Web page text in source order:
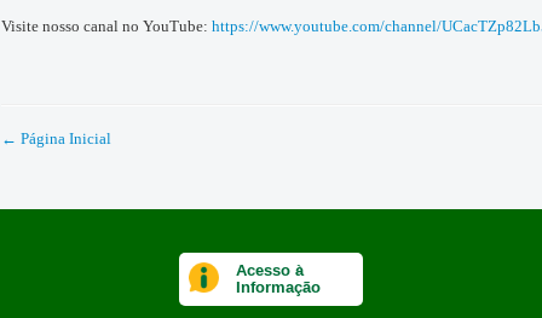
Visite nosso canal no YouTube: https://www.youtube.com/channel/
← Página Inicial
Acesso à
Informação